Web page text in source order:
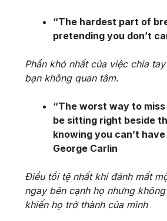
“The hardest part of
pretending you don’t
Phần khó nhất của việc chia
bạn không quan tâm.
“The worst way to
be sitting right beside
knowing you can’t have
George Carlin
Điều tồi tệ nhất khi đánh mất
ngay bên cạnh họ nhưng
khiến họ trở thành của mình